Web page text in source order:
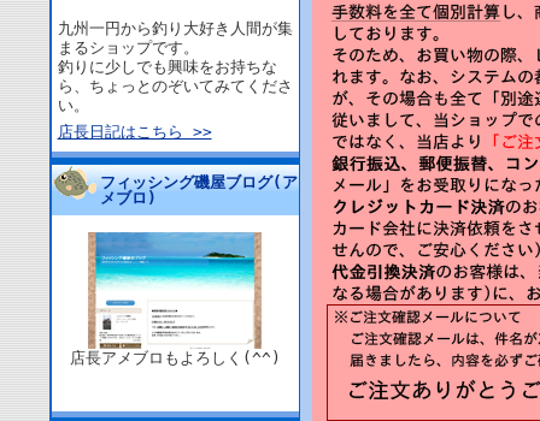
九州一円から釣り大好き人間が集
まるショップです。
釣りに少しでも興味をお持ちな
ら、ちょっとのぞいてみてくださ
い。
店長日記はこちら >>
フィッシング磯屋ブログ(ア
メブロ)
店長アメブロもよろしく(^^)